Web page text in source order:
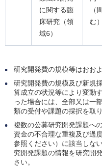
に関する臨
床研究（領
域6）
（
む）
研究開発費の規模等はおお
研究開発費の規模及び新規
算成立の状況等により変動
った場合には、全部又は一
類の受付や課題の採択を取
複数の公募研究開発課題へ
資金の不合理な重複及び過
参照ください）に該当しな
究開発課題の情報を研究開
さい。